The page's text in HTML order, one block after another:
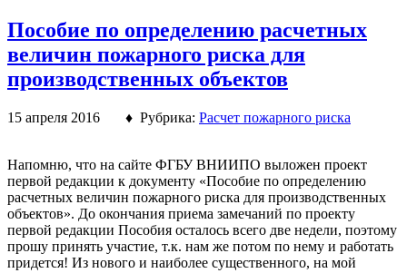
Пособие по определению расчетных
величин пожарного риска для
производственных объектов
15 апреля 2016 ♦ Рубрика: Расчет пожарного риска
Напомню, что на сайте ФГБУ ВНИИПО выложен проект
первой редакции к документу «Пособие по определению
расчетных величин пожарного риска для производственных
объектов». До окончания приема замечаний по проекту
первой редакции Пособия осталось всего две недели, поэтому
прошу принять участие, т.к. нам же потом по нему и работать
придется! Из нового и наиболее существенного, на мой